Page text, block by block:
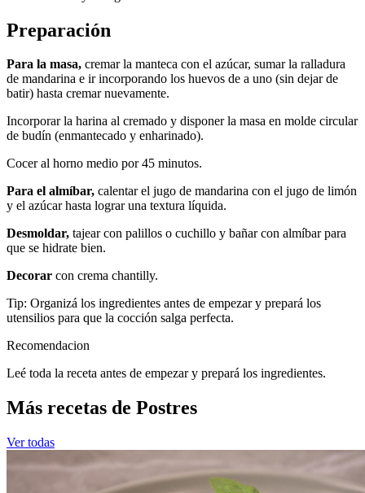
Preparación
Para la masa, cremar la manteca con el azúcar, sumar la ralladura
de mandarina e ir incorporando los huevos de a uno (sin dejar de
batir) hasta cremar nuevamente.
Incorporar la harina al cremado y disponer la masa en molde circular
de budín (enmantecado y enharinado).
Cocer al horno medio por 45 minutos.
Para el almíbar, calentar el jugo de mandarina con el jugo de limón
y el azúcar hasta lograr una textura líquida.
Desmoldar, tajear con palillos o cuchillo y bañar con almíbar para
que se hidrate bien.
Decorar con crema chantilly.
Tip: Organizá los ingredientes antes de empezar y prepará los
utensilios para que la cocción salga perfecta.
Recomendacion
Leé toda la receta antes de empezar y prepará los ingredientes.
Más recetas de Postres
Ver todas